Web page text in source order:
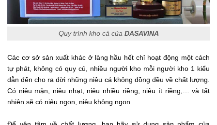
Quy trình kho cá của DASAVINA
Các cơ sở sản xuất khác ở làng hầu hết chỉ hoạt động một cách
tự phát, không có quy củ, nhiều người kho mỗi người kho 1 kiểu
dẫn đến cho ra đời những niêu cá không đồng đều về chất lượng.
Có niêu mặn, niêu nhạt, niêu nhiều riềng, niêu ít riềng,… và tất
nhiên sẽ có niêu ngon, niêu không ngon.